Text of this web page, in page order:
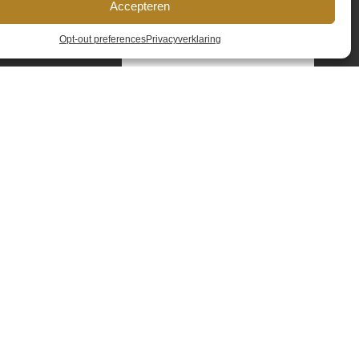
Accepteren
Opt-out preferencesPrivacyverklaring
Telefoonnummer